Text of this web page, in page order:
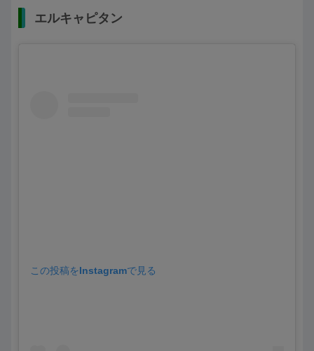
エルキャピタン
この投稿をInstagramで見る